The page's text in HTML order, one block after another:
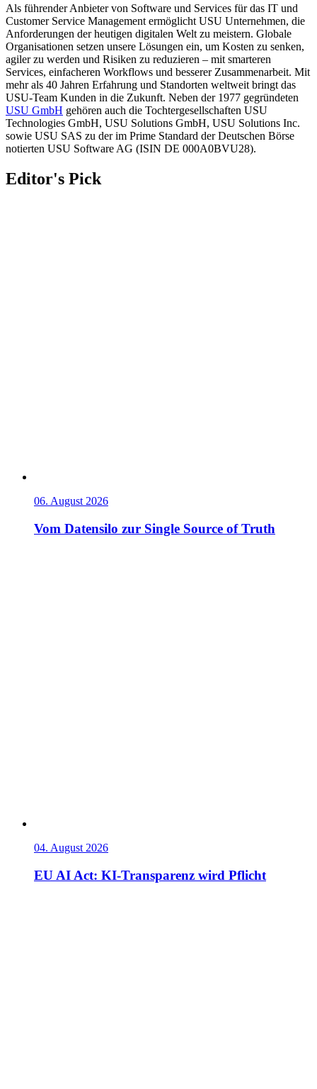
Als führender Anbieter von Software und Services für das IT und
Customer Service Management ermöglicht USU Unternehmen, die
Anforderungen der heutigen digitalen Welt zu meistern. Globale
Organisationen setzen unsere Lösungen ein, um Kosten zu senken,
agiler zu werden und Risiken zu reduzieren – mit smarteren
Services, einfacheren Workflows und besserer Zusammenarbeit. Mit
mehr als 40 Jahren Erfahrung und Standorten weltweit bringt das
USU-Team Kunden in die Zukunft. Neben der 1977 gegründeten
USU GmbH gehören auch die Tochtergesellschaften USU
Technologies GmbH, USU Solutions GmbH, USU Solutions Inc.
sowie USU SAS zu der im Prime Standard der Deutschen Börse
notierten USU Software AG (ISIN DE 000A0BVU28).
Editor's Pick
06. August 2026
Vom Datensilo zur Single Source of Truth
04. August 2026
EU AI Act: KI-Transparenz wird Pflicht